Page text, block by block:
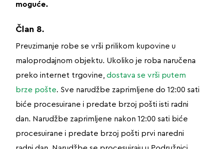
moguće.
Član 8.
Preuzimanje robe se vrši prilikom kupovine u
maloprodajnom objektu. Ukoliko je roba naručena
preko internet trgovine, dostava se vrši putem
brze pošte. Sve narudžbe zaprimljene do 12:00 sati
biće procesuirane i predate brzoj pošti isti radni
dan. Narudžbe zaprimljene nakon 12:00 sati biće
procesuirane i predate brzoj pošti prvi naredni